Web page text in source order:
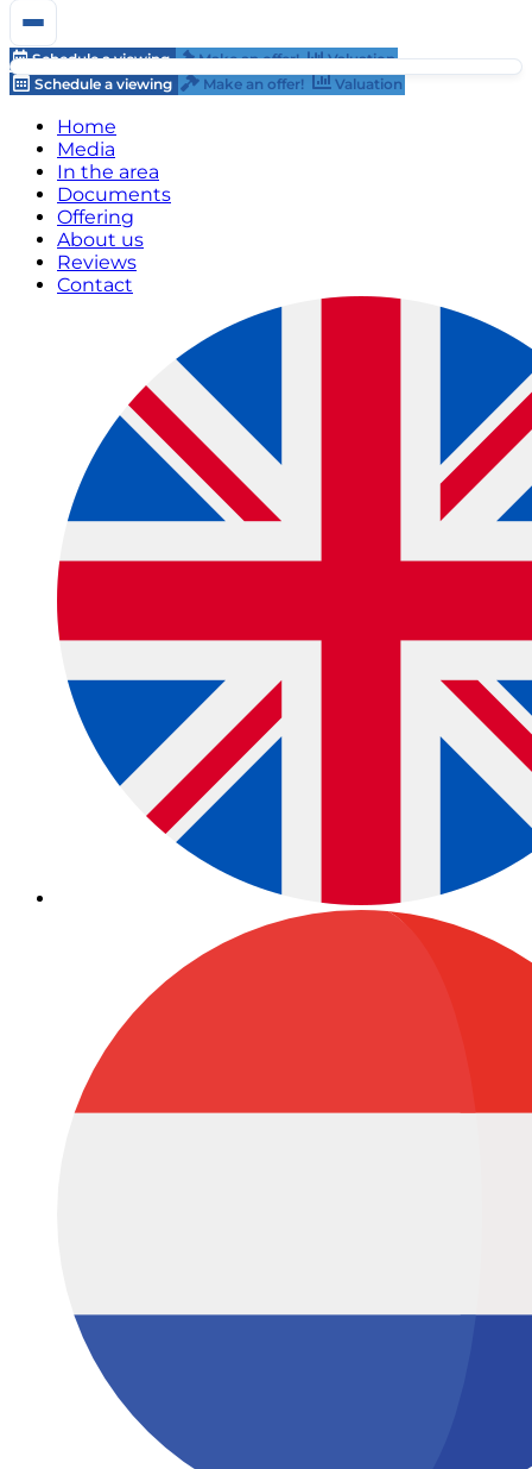
Schedule a viewing Make an offer!
Valuation
Schedule a viewing
Make an offer! Valuation
Home
Media
In the area
Documents
Offering
About us
Reviews
Contact